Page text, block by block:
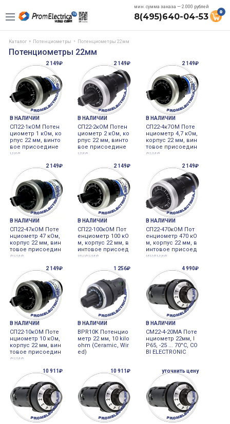
мин. сумма заказа — 2.000 рублей
8(495)640-04-53 0
Каталог Потенциометры Потенциометры 22мм
Потенциометры 22мм
2 149₽
В НАЛИЧИИ
СП22-1кОМ Потен
циометр 1 кОм, ко
рпус 22 мм, винто
вое присоедине
ние
2 149₽
В НАЛИЧИИ
СП22-2кОМ Потен
циометр 2 кОм, ко
рпус 22 мм, винто
вое присоедине
ние
2 149₽
В НАЛИЧИИ
СП22-4к7ОМ Поте
нциометр 4,7 кОм,
корпус 22 мм, вин
товое присоедин
ение
2 149₽
В НАЛИЧИИ
СП22-47кОМ Поте
нциометр 47 кОм,
корпус 22 мм, вин
товое присоедин
ение
2 149₽
В НАЛИЧИИ
СП22-100кОМ Пот
енциометр 100 кО
м, корпус 22 мм, в
интовое присоед
инение
2 149₽
В НАЛИЧИИ
СП22-470кОМ Пот
енциометр 470 кО
м, корпус 22 мм, в
интовое присоед
инение
2 149₽
В НАЛИЧИИ
СП22-10кОМ Поте
нциометр 10 кОм,
корпус 22 мм, вин
товое присоедин
ение
1 256₽
В НАЛИЧИИ
BPR10K Потенцио
метр 22 мм, 10 kilo
ohm (Ceramic, Wir
ed)
4 990₽
В НАЛИЧИИ
CM22-4-20MA Поте
нциометр 22мм, I
P65, -25 ... 70°C, CO
BI ELECTRONIC
10 911₽ 10 911₽ уточнить цену